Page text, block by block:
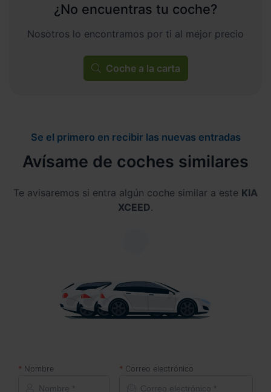
¿No encuentras tu coche?
Nosotros lo encontramos por ti al mejor precio
Coche a la carta
Se el primero en recibir las nuevas entradas
Avísame de coches similares
Te avisaremos si entra algún coche similar a este KIA
XCEED.
Nombre Correo electrónico